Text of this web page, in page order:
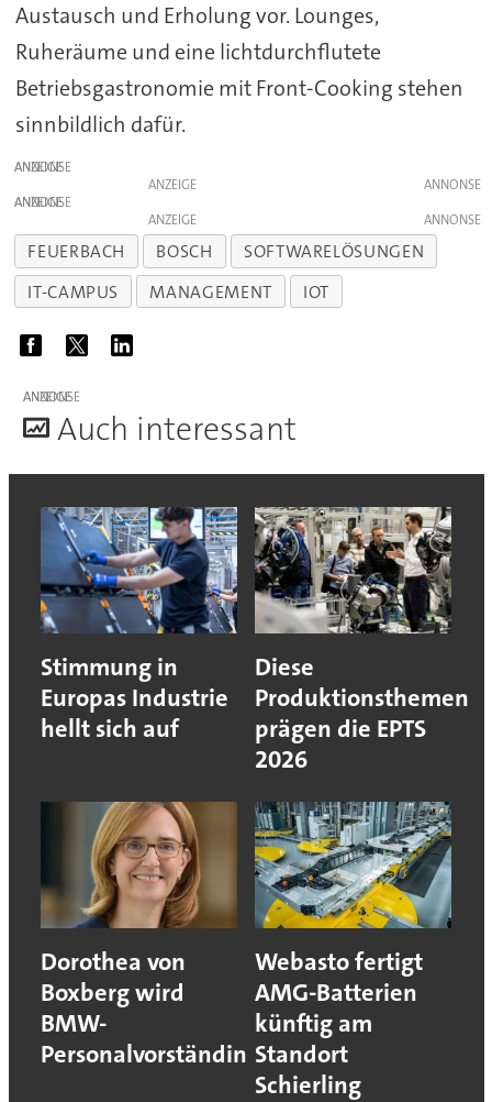
Austausch und Erholung vor. Lounges,
Ruheräume und eine lichtdurchflutete
Betriebsgastronomie mit Front-Cooking stehen
sinnbildlich dafür.
ANZEIGE
ANZEIGE
ANZEIGE
ANZEIGE
FEUERBACH BOSCH
SOFTWARELÖSUNGEN
IT-CAMPUS
MANAGEMENT IOT
ANZEIGE
Auch interessant
Stimmung in
Europas Industrie
hellt sich auf
Diese
Produktionsthemen
prägen die EPTS
2026
Dorothea von
Boxberg wird
BMW-
Personalvorständin
Webasto fertigt
AMG-Batterien
künftig am
Standort
Schierling